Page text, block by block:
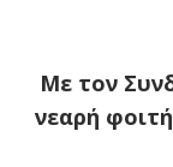
Με τον
νεαρή